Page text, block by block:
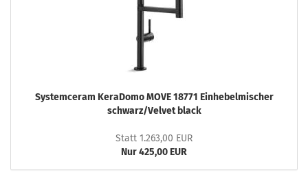
Systemceram KeraDomo MOVE 18771 Einhebelmischer
schwarz/Velvet black
Statt 1.263,00 EUR
Nur 425,00 EUR